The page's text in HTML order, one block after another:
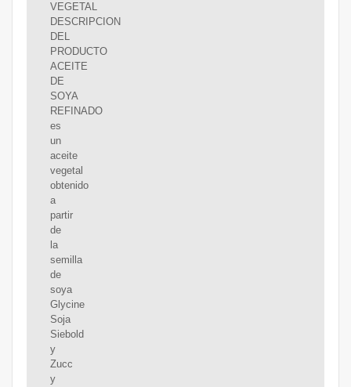
VEGETAL
DESCRIPCION
DEL
PRODUCTO
ACEITE
DE
SOYA
REFINADO
es
un
aceite
vegetal
obtenido
a
partir
de
la
semilla
de
soya
Glycine
Soja
Siebold
y
Zucc
y